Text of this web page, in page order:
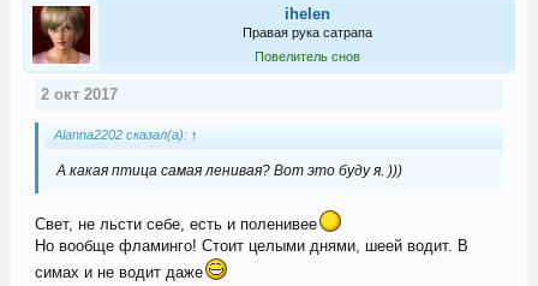
ihelen
Правая рука сатрапа
Повелитель снов
2 окт 2017
Alanna2202 сказал(а): ↑
А какая птица самая ленивая? Вот это буду я. )))
Свет, не льсти себе, есть и поленивее
Но вообще фламинго! Стоит целыми днями, шеей водит. В
симах и не водит даже